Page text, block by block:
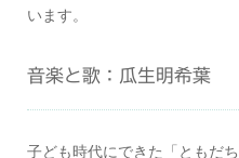
います。
音楽と歌：瓜生明希葉
子ども時代にできた「ともだ